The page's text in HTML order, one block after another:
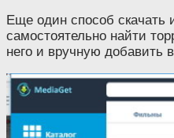
Еще один способ скачать
самостоятельно найти
него и вручную добавить в